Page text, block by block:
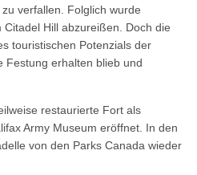
verfallen. Folglich wurde
Hill abzureißen. Doch die
touristischen Potenzials der
Festung erhalten blieb und
restaurierte Fort als
Army Museum eröffnet. In den
von den Parks Canada wieder